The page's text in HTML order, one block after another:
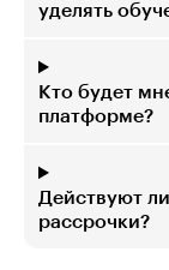
уделять
Кто будет
платформе?
Действуют
рассрочки?